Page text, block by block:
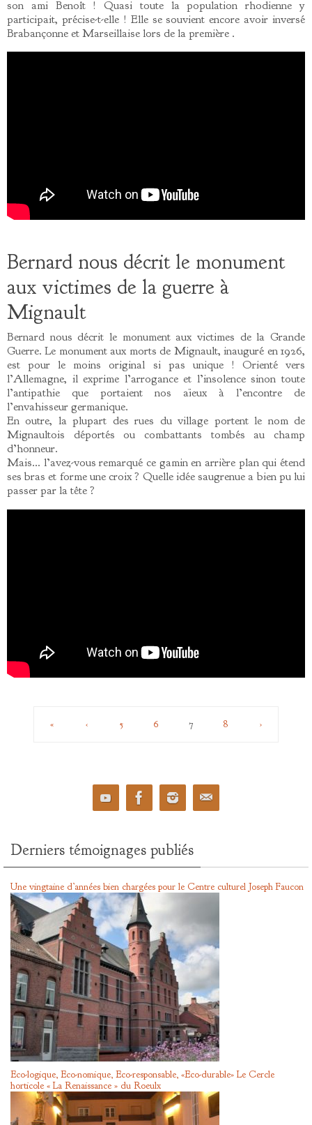
son ami Benoît ! Quasi toute la population rhodienne y
participait, précise-t-elle ! Elle se souvient encore avoir inversé
Brabançonne et Marseillaise lors de la première .
Bernard nous décrit le monument
aux victimes de la guerre à
Mignault
Bernard nous décrit le monument aux victimes de la Grande
Guerre. Le monument aux morts de Mignault, inauguré en 1926,
est pour le moins original si pas unique ! Orienté vers
l’Allemagne, il exprime l’arrogance et l’insolence sinon toute
l’antipathie que portaient nos aïeux à l’encontre de
l’envahisseur germanique.
En outre, la plupart des rues du village portent le nom de
Mignaultois déportés ou combattants tombés au champ
d’honneur.
Mais… l’avez-vous remarqué ce gamin en arrière plan qui étend
ses bras et forme une croix ? Quelle idée saugrenue a bien pu lui
passer par la tête ?
« ‹ 5 6 7 8 ›
Derniers témoignages publiés
Une vingtaine d’années bien chargées pour le Centre culturel Joseph Faucon
Eco-logique, Eco-nomique, Eco-responsable, «Eco-durable» Le Cercle
horticole « La Renaissance » du Roeulx